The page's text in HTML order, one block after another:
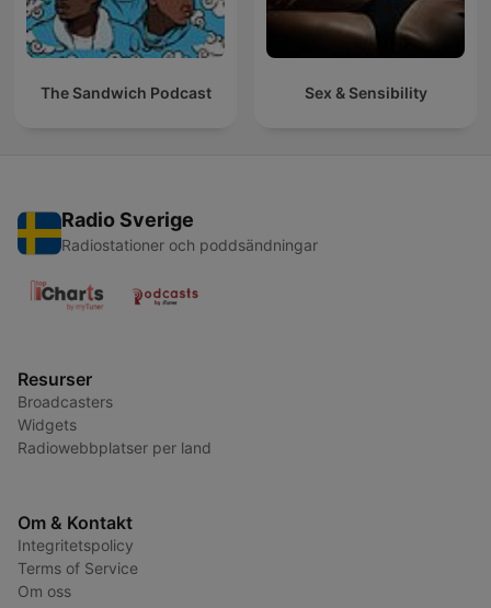
The Sandwich Podcast Sex & Sensibility
Radio Sverige
Radiostationer och poddsändningar
Resurser
Broadcasters
Widgets
Radiowebbplatser per land
Om & Kontakt
Integritetspolicy
Terms of Service
Om oss